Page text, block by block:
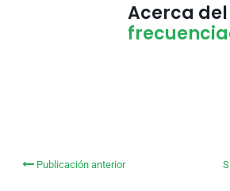
Acerca
Publicación anterior